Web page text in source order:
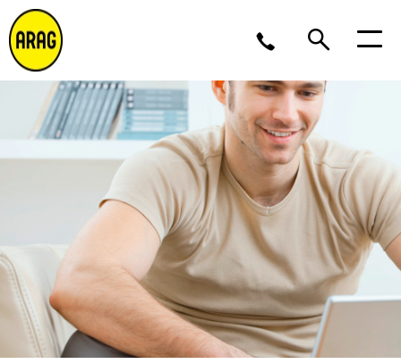
Montag - Donnerstag 09 - 17 Uhr<br />Freitag 9 - 16
Uhr
0211 963-4545
Partner werden?